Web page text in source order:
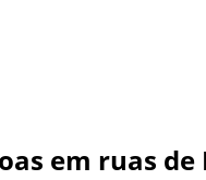
em ruas